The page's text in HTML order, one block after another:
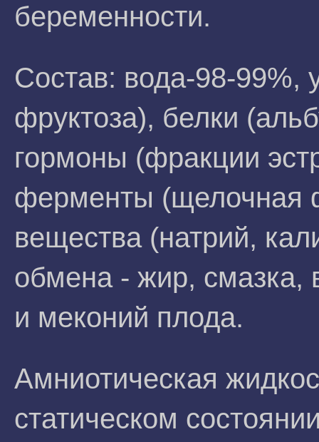
беременности.
Состав: вода-98-99%,
фруктоза), белки
гормоны (фракции
ферменты (щелочная
вещества (натрий,
обмена - жир, смазка,
и меконий плода.
Амниотическая
статическом